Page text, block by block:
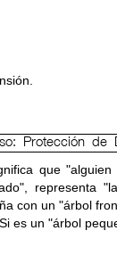
que
representa
con un "árbol
es un "árbol